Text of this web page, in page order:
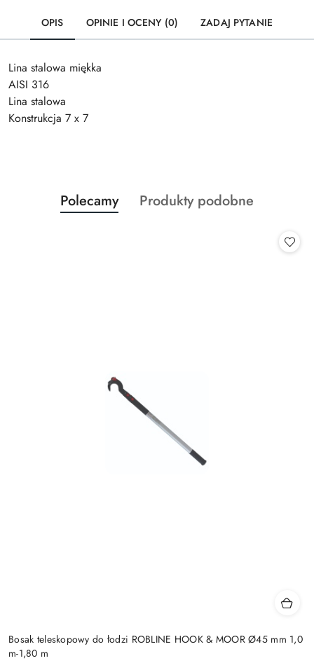
OPIS OPINIE I OCENY (0) ZADAJ PYTANIE
Lina stalowa miękka
AISI 316
Lina stalowa
Konstrukcja 7 x 7
Pomiń karuzelę produktów
Produkty
o
Polecamy
Produkty
Produkty podobne
Bosak teleskopowy do łodzi ROBLINE HOOK & MOOR Ø45 mm 1,0
m-1,80 m